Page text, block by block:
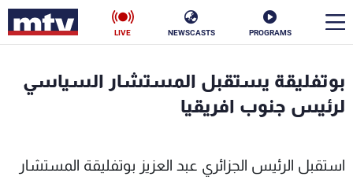
PROGRAMS
NEWSCASTS
LIVE
بوتفليقة يستقبل المستشار السياسي
لرئيس جنوب افريقيا
استقبل الرئيس الجزائري عبد العزيز بوتفليقة المستشار
الأخبار